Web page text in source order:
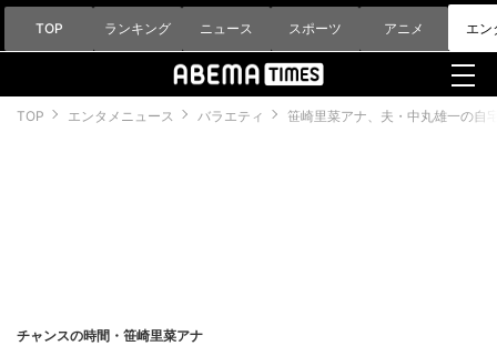
TOP ランキング ニュース スポーツ アニメ エン
TOP エンタメニュース バラエティ 笹崎里菜アナ、夫・中丸雄一の自
チャンスの時間・笹崎里菜アナ